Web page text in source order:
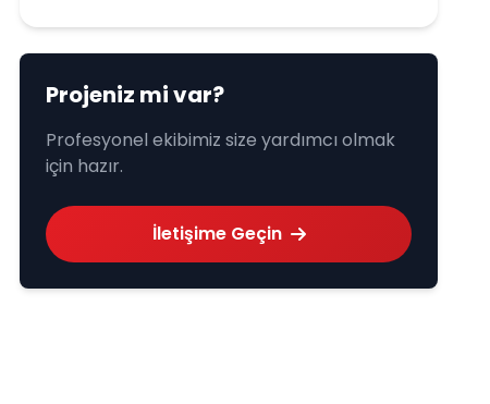
Projeniz mi var?
Profesyonel ekibimiz size yardımcı olmak
için hazır.
İletişime Geçin